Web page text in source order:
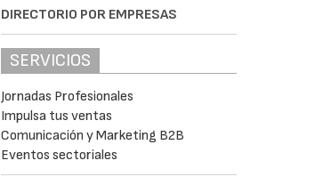
DIRECTORIO POR EMPRESAS
SERVICIOS
Jornadas Profesionales
Impulsa tus ventas
Comunicación y Marketing B2B
Eventos sectoriales